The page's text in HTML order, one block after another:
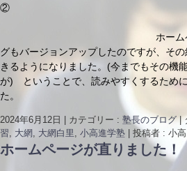
ホームページのSSL
グもバージョンアップしたのですが、そ
きるようになりました。(今までもその機
が) ということで、読みやすくするため
た。
2024年6月12日 | カテゴリー : 塾長のブログ |
習
大網 大網白里 小高進学塾 | 投稿者 : 小高
ホームページが直りました！